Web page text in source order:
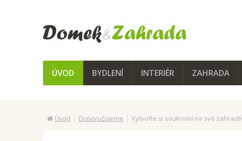
ÚVOD BYDLENÍ INTERIÉR ZAHRADA
Úvod Doporučujeme Vytvořte si soukromí na své zahradě